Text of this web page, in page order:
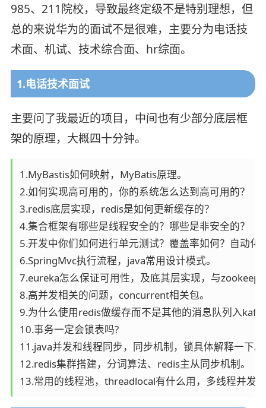
985、211院校，导致最终定级不是特别理想，但
总的来说华为的面试不是很难，主要分为电话技
术面、机试、技术综合面、hr综面。
1.电话技术面试
主要问了我最近的项目，中间也有少部分底层框
架的原理，大概四十分钟。
1.MyBastis如何映射，MyBatis原理。
2.如何实现高可用的，你的系统怎么达到高可用的？
3.redis底层实现，redis是如何更新缓存的？
4.集合框架有哪些是线程安全的？哪些是非安全的？
5.开发中你们如何进行单元测试？覆盖率如何？自动化
6.SpringMvc执行流程，java常用设计模式。
7.eureka怎么保证可用性，及底其层实现，与
8.高并发相关的问题，concurrent相关包。
9.为什么使用redis做缓存而不是其他的消息队列入
10.事务一定会锁表吗?
11.java并发和线程同步，同步机制，锁具体解释一下。
12.redis集群搭建，分词算法、redis主从同步机制。